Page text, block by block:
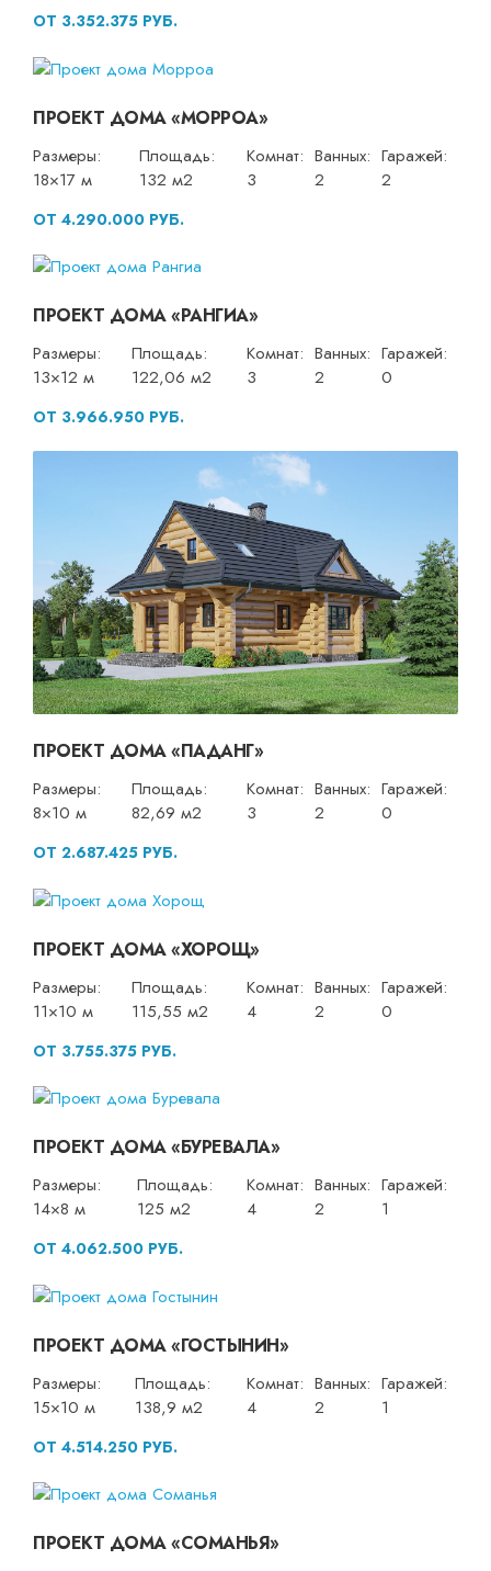
ОТ 3.352.375 РУБ.
ПРОЕКТ ДОМА «МОРРОА»
Размеры:
18×17 м
Площадь:
132 м2
Комнат:
3
Ванных:
2
Гаражей:
2
ОТ 4.290.000 РУБ.
ПРОЕКТ ДОМА «РАНГИА»
Размеры:
13×12 м
Площадь:
122,06 м2
Комнат:
3
Ванных:
2
Гаражей:
0
ОТ 3.966.950 РУБ.
ПРОЕКТ ДОМА «ПАДАНГ»
Размеры:
8×10 м
Площадь:
82,69 м2
Комнат:
3
Ванных:
2
Гаражей:
0
ОТ 2.687.425 РУБ.
ПРОЕКТ ДОМА «ХОРОЩ»
Размеры:
11×10 м
Площадь:
115,55 м2
Комнат:
4
Ванных:
2
Гаражей:
0
ОТ 3.755.375 РУБ.
ПРОЕКТ ДОМА «БУРЕВАЛА»
Размеры:
14×8 м
Площадь:
125 м2
Комнат:
4
Ванных:
2
Гаражей:
1
ОТ 4.062.500 РУБ.
ПРОЕКТ ДОМА «ГОСТЫНИН»
Размеры:
15×10 м
Площадь:
138,9 м2
Комнат:
4
Ванных:
2
Гаражей:
1
ОТ 4.514.250 РУБ.
ПРОЕКТ ДОМА «СОМАНЬЯ»